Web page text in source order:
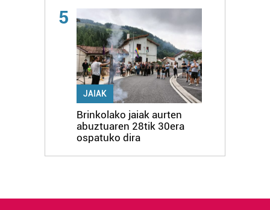
5
JAIAK
Brinkolako jaiak aurten
abuztuaren 28tik 30era
ospatuko dira